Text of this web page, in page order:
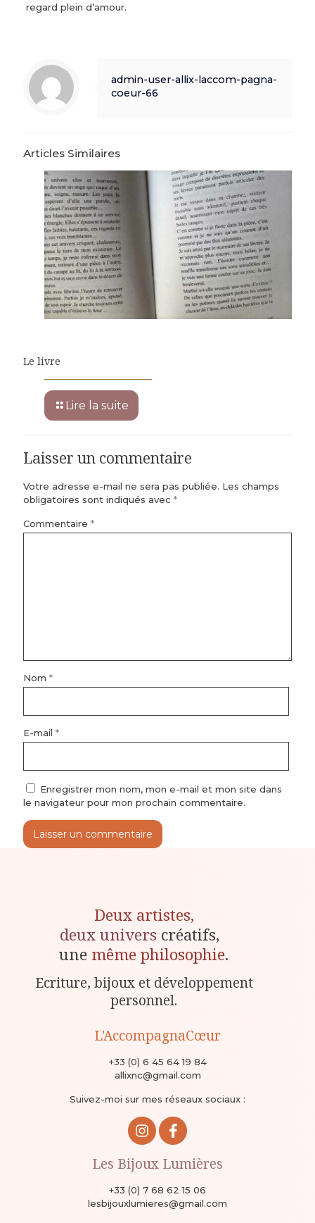
regard plein d’amour.
admin-user-allix-laccom-pagna-
coeur-66
Articles Similaires
Le livre
Lire la suite
Laisser un commentaire
Votre adresse e-mail ne sera pas publiée. Les champs
obligatoires sont indiqués avec *
Commentaire *
Nom *
E-mail *
Enregistrer mon nom, mon e-mail et mon site dans
le navigateur pour mon prochain commentaire.
Deux artistes,
deux univers créatifs,
une même philosophie.
Ecriture, bijoux et développement
personnel.
L'AccompagnaCœur
+33 (0) 6 45 64 19 84
allixnc@gmail.com
Suivez-moi sur mes réseaux sociaux :
Les Bijoux Lumières
+33 (0) 7 68 62 15 06
lesbijouxlumieres@gmail.com